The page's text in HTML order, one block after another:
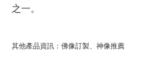
之一。
其他產品資訊： 佛像訂製、 神像推薦